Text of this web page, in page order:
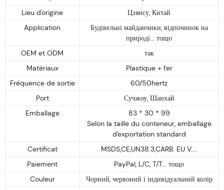
Lieu d'origine
Цзянсу, Китай
Application
Будівельні майданчики, відпочинок на
природі... тощо
OEM et ODM
так
Matériaux
Plastique + fer
Fréquence de sortie
60/50hertz
Port
Сучжоу, Шанхай
Emballage
83 * 30 * 99
Selon la taille du conteneur, emballage
d'exportation standard
Certificat
MSDS,CE,UN38.3,CARB. EU V....
Paiement
PayPal, L/C, T/T... тощо
Couleur
Чорний, червоний і індивідуальний колір